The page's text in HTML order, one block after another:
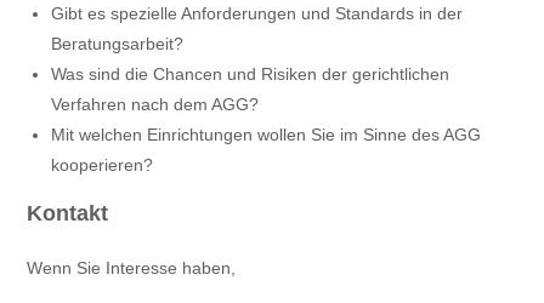
Gibt es spezielle Anforderungen und Standards in der
Beratungsarbeit?
Was sind die Chancen und Risiken der gerichtlichen
Verfahren nach dem AGG?
Mit welchen Einrichtungen wollen Sie im Sinne des AGG
kooperieren?
Kontakt
Wenn Sie Interesse haben,